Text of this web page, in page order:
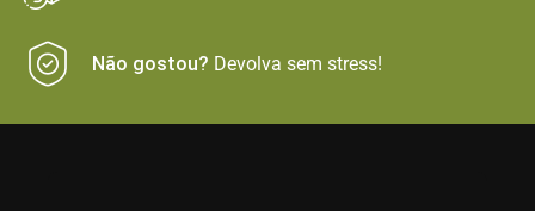
Não gostou? Devolva sem stress!